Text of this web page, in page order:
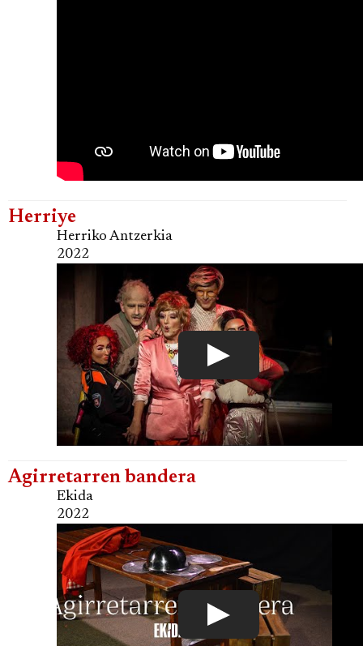
Herriye
Herriko Antzerkia
2022
Agirretarren bandera
Ekida
2022